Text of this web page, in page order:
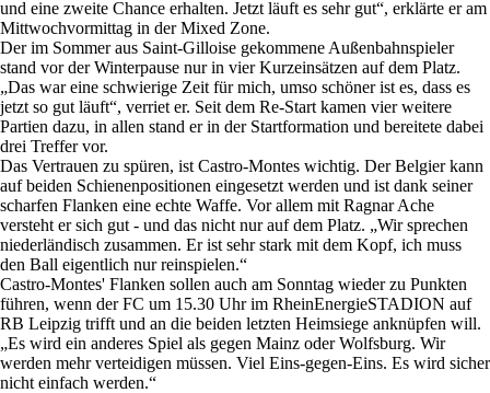
und eine zweite Chance erhalten. Jetzt läuft es sehr gut“, erklärte er am
Mittwochvormittag in der Mixed Zone.
Der im Sommer aus Saint-Gilloise gekommene Außenbahnspieler
stand vor der Winterpause nur in vier Kurzeinsätzen auf dem Platz.
„Das war eine schwierige Zeit für mich, umso schöner ist es, dass es
jetzt so gut läuft“, verriet er. Seit dem Re-Start kamen vier weitere
Partien dazu, in allen stand er in der Startformation und bereitete dabei
drei Treffer vor.
Das Vertrauen zu spüren, ist Castro-Montes wichtig. Der Belgier kann
auf beiden Schienenpositionen eingesetzt werden und ist dank seiner
scharfen Flanken eine echte Waffe. Vor allem mit Ragnar Ache
versteht er sich gut - und das nicht nur auf dem Platz. „Wir sprechen
niederländisch zusammen. Er ist sehr stark mit dem Kopf, ich muss
den Ball eigentlich nur reinspielen.“
Castro-Montes' Flanken sollen auch am Sonntag wieder zu Punkten
führen, wenn der FC um 15.30 Uhr im RheinEnergieSTADION auf
RB Leipzig trifft und an die beiden letzten Heimsiege anknüpfen will.
„Es wird ein anderes Spiel als gegen Mainz oder Wolfsburg. Wir
werden mehr verteidigen müssen. Viel Eins-gegen-Eins. Es wird sicher
nicht einfach werden.“